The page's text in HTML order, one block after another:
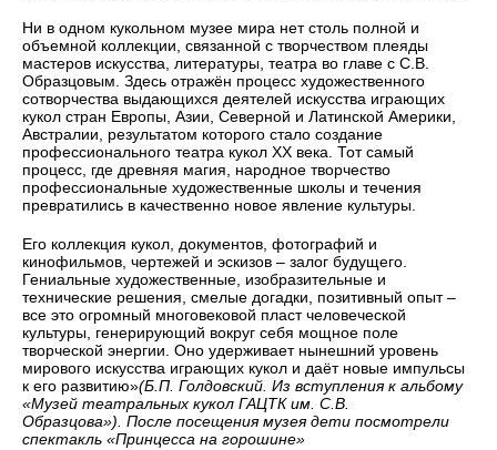
Ни в одном кукольном музее мира нет столь полной и
объемной коллекции, связанной с творчеством плеяды
мастеров искусства, литературы, театра во главе с С.В.
Образцовым. Здесь отражён процесс художественного
сотворчества выдающихся деятелей искусства играющих
кукол стран Европы, Азии, Северной и Латинской Америки,
Австралии, результатом которого стало создание
профессионального театра кукол XX века. Тот самый
процесс, где древняя магия, народное творчество
профессиональные художественные школы и течения
превратились в качественно новое явление культуры.
Его коллекция кукол, документов, фотографий и
кинофильмов, чертежей и эскизов – залог будущего.
Гениальные художественные, изобразительные и
технические решения, смелые догадки, позитивный опыт –
все это огромный многовековой пласт человеческой
культуры, генерирующий вокруг себя мощное поле
творческой энергии. Оно удерживает нынешний уровень
мирового искусства играющих кукол и даёт новые импульсы
к его развитию»(Б.П. Голдовский. Из вступления к альбому
«Музей театральных кукол ГАЦТК им. С.В.
Образцова»). После посещения музея дети посмотрели
спектакль «Принцесса на горошине»